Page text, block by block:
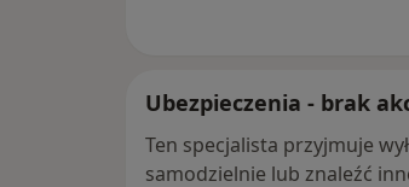
Ubezpieczenia - brak
Ten specjalista przyjmuje
samodzielnie lub znaleźć